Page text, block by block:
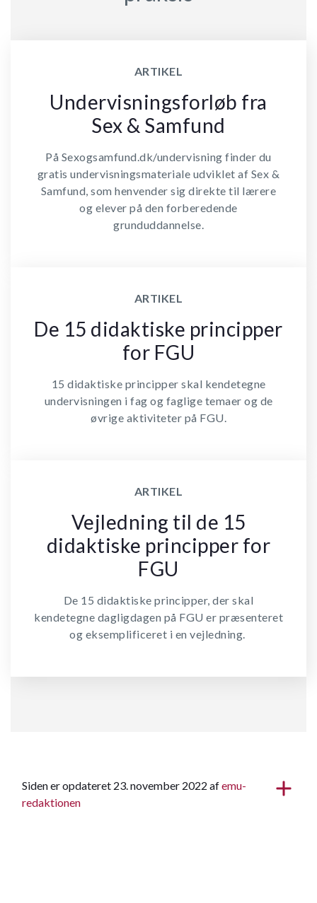
ARTIKEL
Undervisningsforløb fra
Sex & Samfund
På Sexogsamfund.dk/undervisning finder du
gratis undervisningsmateriale udviklet af Sex &
Samfund, som henvender sig direkte til lærere
og elever på den forberedende
grunduddannelse.
ARTIKEL
De 15 didaktiske principper
for FGU
15 didaktiske principper skal kendetegne
undervisningen i fag og faglige temaer og de
øvrige aktiviteter på FGU.
ARTIKEL
Vejledning til de 15
didaktiske principper for
FGU
De 15 didaktiske principper, der skal
kendetegne dagligdagen på FGU er præsenteret
og eksemplificeret i en vejledning.
Siden er opdateret 23. november 2022 afemu-
redaktionen